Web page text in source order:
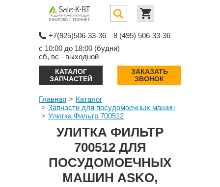
+7(925)506-33-36
8 (495) 506-33-36
с 10:00 до 18:00 (будни)
сб, вс - выходной
КАТАЛОГ
ЗАПЧАСТЕЙ
ЗАКАЗАТЬ
ЗВОНОК
Главная
Каталог
Запчасти для посудомоечных машин
Улитка Фильтр 700512
УЛИТКА ФИЛЬТР
700512 ДЛЯ
ПОСУДОМОЕЧНЫХ
МАШИН ASKO,